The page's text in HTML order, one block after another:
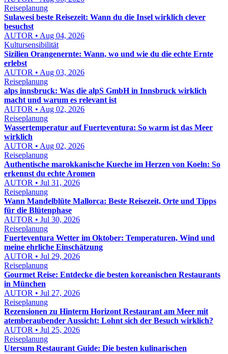
Reiseplanung
Sulawesi beste Reisezeit: Wann du die Insel wirklich clever
besuchst
AUTOR • Aug 04, 2026
Kultursensibilität
Sizilien Orangenernte: Wann, wo und wie du die echte Ernte
erlebst
AUTOR • Aug 03, 2026
Reiseplanung
alps innsbruck: Was die alpS GmbH in Innsbruck wirklich
macht und warum es relevant ist
AUTOR • Aug 02, 2026
Reiseplanung
Wassertemperatur auf Fuerteventura: So warm ist das Meer
wirklich
AUTOR • Aug 02, 2026
Reiseplanung
Authentische marokkanische Kueche im Herzen von Koeln: So
erkennst du echte Aromen
AUTOR • Jul 31, 2026
Reiseplanung
Wann Mandelblüte Mallorca: Beste Reisezeit, Orte und Tipps
für die Blütenphase
AUTOR • Jul 30, 2026
Reiseplanung
Fuerteventura Wetter im Oktober: Temperaturen, Wind und
meine ehrliche Einschätzung
AUTOR • Jul 29, 2026
Reiseplanung
Gourmet Reise: Entdecke die besten koreanischen Restaurants
in München
AUTOR • Jul 27, 2026
Reiseplanung
Rezensionen zu Hinterm Horizont Restaurant am Meer mit
atemberaubender Aussicht: Lohnt sich der Besuch wirklich?
AUTOR • Jul 25, 2026
Reiseplanung
Utersum Restaurant Guide: Die besten kulinarischen